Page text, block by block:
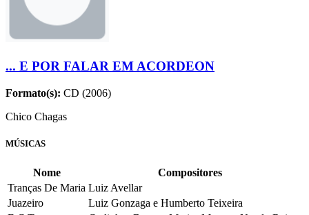
... E POR FALAR EM ACORDEON
Formato(s): CD (2006)
Chico Chagas
MÚSICAS
Nome
Compositores
Tranças De Maria Luiz Avellar
Juazeiro
Luiz Gonzaga e Humberto Teixeira